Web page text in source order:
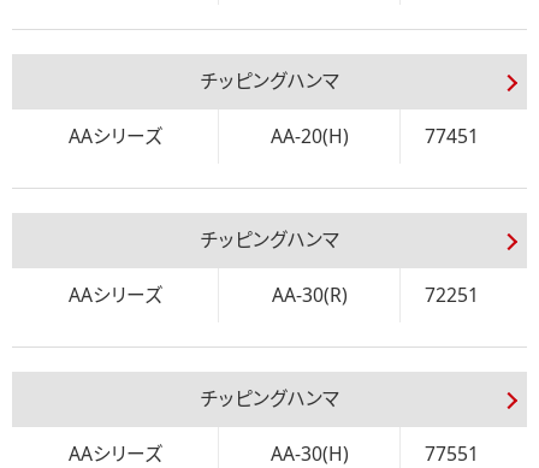
チッピングハンマ
AAシリーズ AA-20(H) 77451
チッピングハンマ
AAシリーズ AA-30(R) 72251
チッピングハンマ
AAシリーズ AA-30(H) 77551